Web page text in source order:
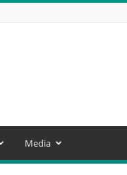
Media